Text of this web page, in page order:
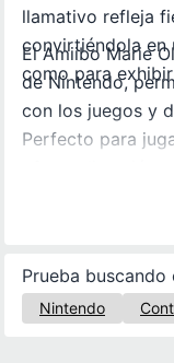
llamativo refleja
convirtiéndola en
como para
El Amiibo Marie
de Nintendo,
con los juegos y
Perfecto para
un solo
que caracteriza
Prueba
Nintendo